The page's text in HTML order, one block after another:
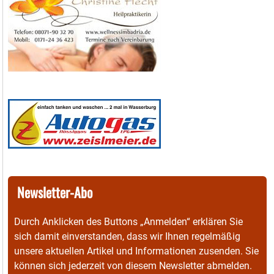
Newsletter-Abo
Durch Anklicken des Buttons „Anmelden“ erklären Sie
sich damit einverstanden, dass wir Ihnen regelmäßig
unsere aktuellen Artikel und Informationen zusenden. Sie
können sich jederzeit von diesem Newsletter abmelden.